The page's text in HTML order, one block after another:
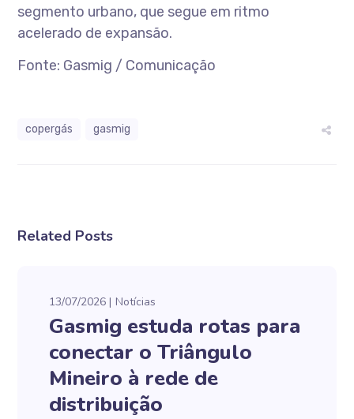
segmento urbano, que segue em ritmo
acelerado de expansão.
Fonte: Gasmig / Comunicação
copergás gasmig
Related Posts
13/07/2026 Notícias
Gasmig estuda rotas para
conectar o Triângulo
Mineiro à rede de
distribuição